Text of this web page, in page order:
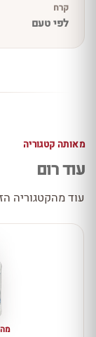
קרח
לפי טעם
מאותה קטגוריה
עוד רום
עוד מהקטגוריה